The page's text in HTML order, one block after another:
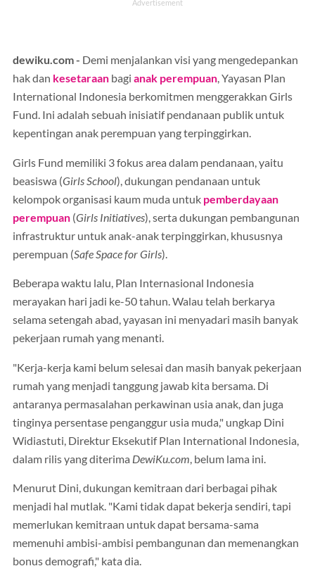
dewiku.com - Demi menjalankan visi yang mengedepankan
hak dan kesetaraan bagi anak perempuan, Yayasan Plan
International Indonesia berkomitmen menggerakkan Girls
Fund. Ini adalah sebuah inisiatif pendanaan publik untuk
kepentingan anak perempuan yang terpinggirkan.
Girls Fund memiliki 3 fokus area dalam pendanaan, yaitu
beasiswa (Girls School), dukungan pendanaan untuk
kelompok organisasi kaum muda untuk pemberdayaan
perempuan (Girls Initiatives), serta dukungan pembangunan
infrastruktur untuk anak-anak terpinggirkan, khususnya
perempuan (Safe Space for Girls).
Beberapa waktu lalu, Plan Internasional Indonesia
merayakan hari jadi ke-50 tahun. Walau telah berkarya
selama setengah abad, yayasan ini menyadari masih banyak
pekerjaan rumah yang menanti.
"Kerja-kerja kami belum selesai dan masih banyak pekerjaan
rumah yang menjadi tanggung jawab kita bersama. Di
antaranya permasalahan perkawinan usia anak, dan juga
tinginya persentase penganggur usia muda," ungkap Dini
Widiastuti, Direktur Eksekutif Plan International Indonesia,
dalam rilis yang diterima DewiKu.com, belum lama ini.
Menurut Dini, dukungan kemitraan dari berbagai pihak
menjadi hal mutlak. "Kami tidak dapat bekerja sendiri, tapi
memerlukan kemitraan untuk dapat bersama-sama
memenuhi ambisi-ambisi pembangunan dan memenangkan
bonus demografi," kata dia.